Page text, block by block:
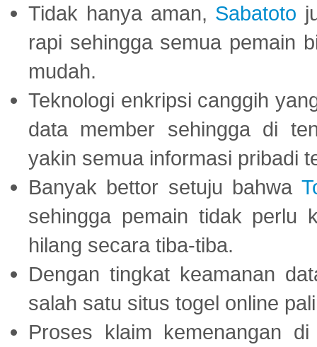
Tidak hanya aman, Sabatoto
rapi sehingga semua pemain
mudah.
Teknologi enkripsi canggih
data member sehingga di
yakin semua informasi pribadi
Banyak bettor setuju bahwa
sehingga pemain tidak perlu
hilang secara tiba-tiba.
Dengan tingkat keamanan
salah satu situs togel online
Proses klaim kemenangan